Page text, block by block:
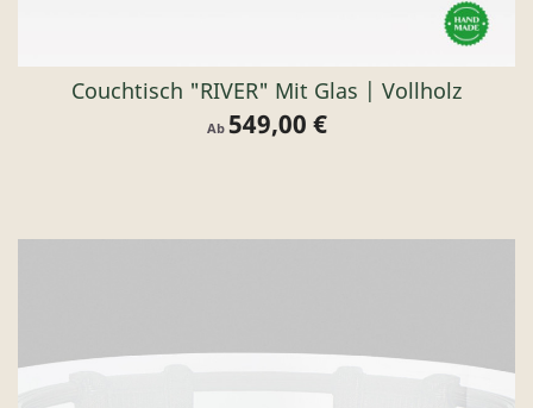
Couchtisch "RIVER" Mit Glas | Vollholz
Ab Preis
549,00 €